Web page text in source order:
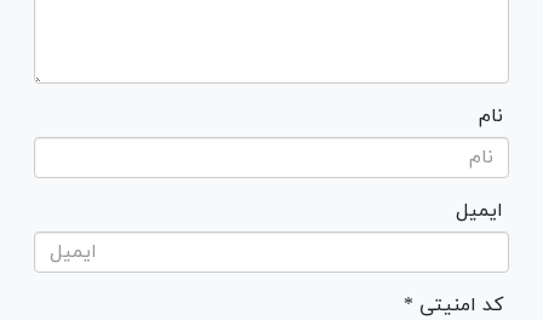
نام
ایمیل
* کد امنیتی